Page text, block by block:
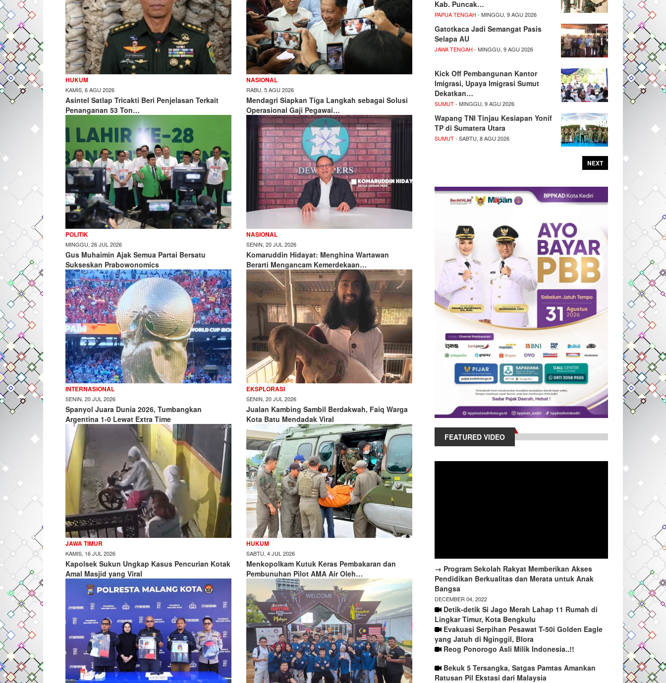
HUKUM
KAMIS, 6 AGU 2026
Asintel Satlap Tricakti Beri Penjelasan Terkait
Penanganan 53 Ton…
NASIONAL
RABU, 5 AGU 2026
Mendagri Siapkan Tiga Langkah sebagai Solusi
Operasional Gaji Pegawai…
POLITIK
MINGGU, 26 JUL 2026
Gus Muhaimin Ajak Semua Partai Bersatu
Sukseskan Prabowonomics
NASIONAL
SENIN, 20 JUL 2026
Komaruddin Hidayat: Menghina Wartawan
Berarti Mengancam Kemerdekaan…
INTERNASIONAL
SENIN, 20 JUL 2026
Spanyol Juara Dunia 2026, Tumbangkan
Argentina 1-0 Lewat Extra Time
EKSPLORASI
SENIN, 20 JUL 2026
Jualan Kambing Sambil Berdakwah, Faiq Warga
Kota Batu Mendadak Viral
JAWA TIMUR
KAMIS, 16 JUL 2026
Kapolsek Sukun Ungkap Kasus Pencurian Kotak
Amal Masjid yang Viral
HUKUM
SABTU, 4 JUL 2026
Menkopolkam Kutuk Keras Pembakaran dan
Pembunuhan Pilot AMA Air Oleh…
Kab. Puncak…
PAPUA TENGAH - MINGGU, 9 AGU 2026
Gatotkaca Jadi Semangat Pasis
Selapa AU
JAWA TENGAH - MINGGU, 9 AGU 2026
Kick Off Pembangunan Kantor
Imigrasi, Upaya Imigrasi Sumut
Dekatkan…
SUMUT- MINGGU, 9 AGU 2026
Wapang TNI Tinjau Kesiapan Yonif
TP di Sumatera Utara
SUMUT- SABTU, 8 AGU 2026
NEXT
FEATURED VIDEO
→ Program Sekolah Rakyat Memberikan Akses
Pendidikan Berkualitas dan Merata untuk Anak
Bangsa
DECEMBER 04, 2022
Detik-detik Si Jago Merah Lahap 11 Rumah di
Lingkar Timur, Kota Bengkulu
Evakuasi Serpihan Pesawat T-50i Golden Eagle
yang Jatuh di Nginggil, Blora
Reog Ponorogo Asli Milik Indonesia..!!
Bekuk 5 Tersangka, Satgas Pamtas Amankan
Ratusan Pil Ekstasi dari Malaysia